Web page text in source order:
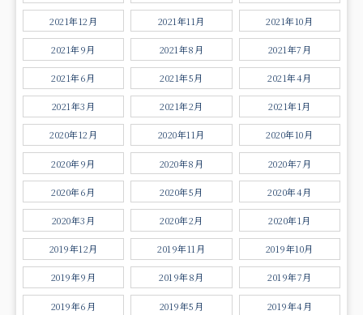
2021年12月 2021年11月 2021年10月
2021年9月 2021年8月 2021年7月
2021年6月 2021年5月 2021年4月
2021年3月 2021年2月 2021年1月
2020年12月 2020年11月 2020年10月
2020年9月 2020年8月 2020年7月
2020年6月 2020年5月 2020年4月
2020年3月 2020年2月 2020年1月
2019年12月 2019年11月 2019年10月
2019年9月 2019年8月 2019年7月
2019年6月 2019年5月 2019年4月